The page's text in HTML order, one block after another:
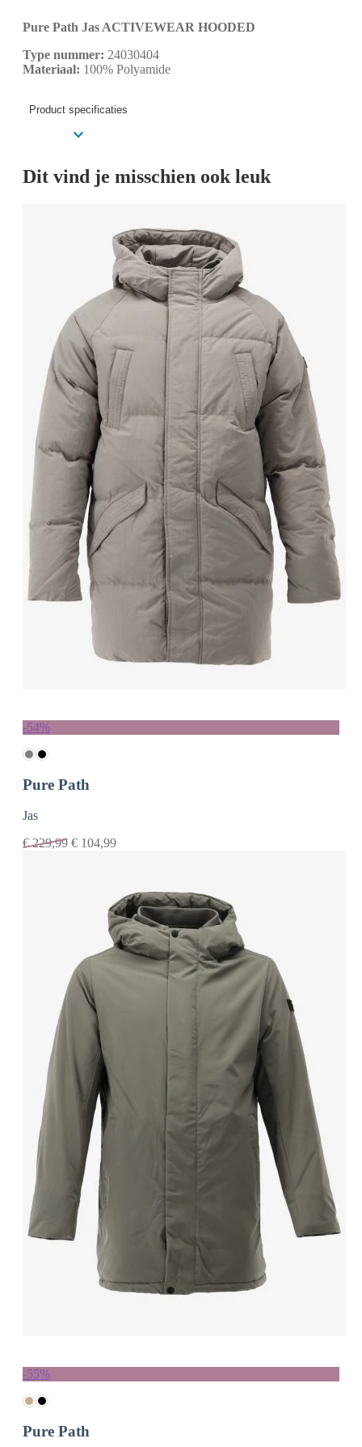
Pure Path Jas ACTIVEWEAR HOODED
Type nummer: 24030404
Materiaal: 100% Polyamide
Product specificaties
Dit vind je misschien ook leuk
-54%
Pure Path
Jas
€229,99 € 104,99
-55%
Pure Path